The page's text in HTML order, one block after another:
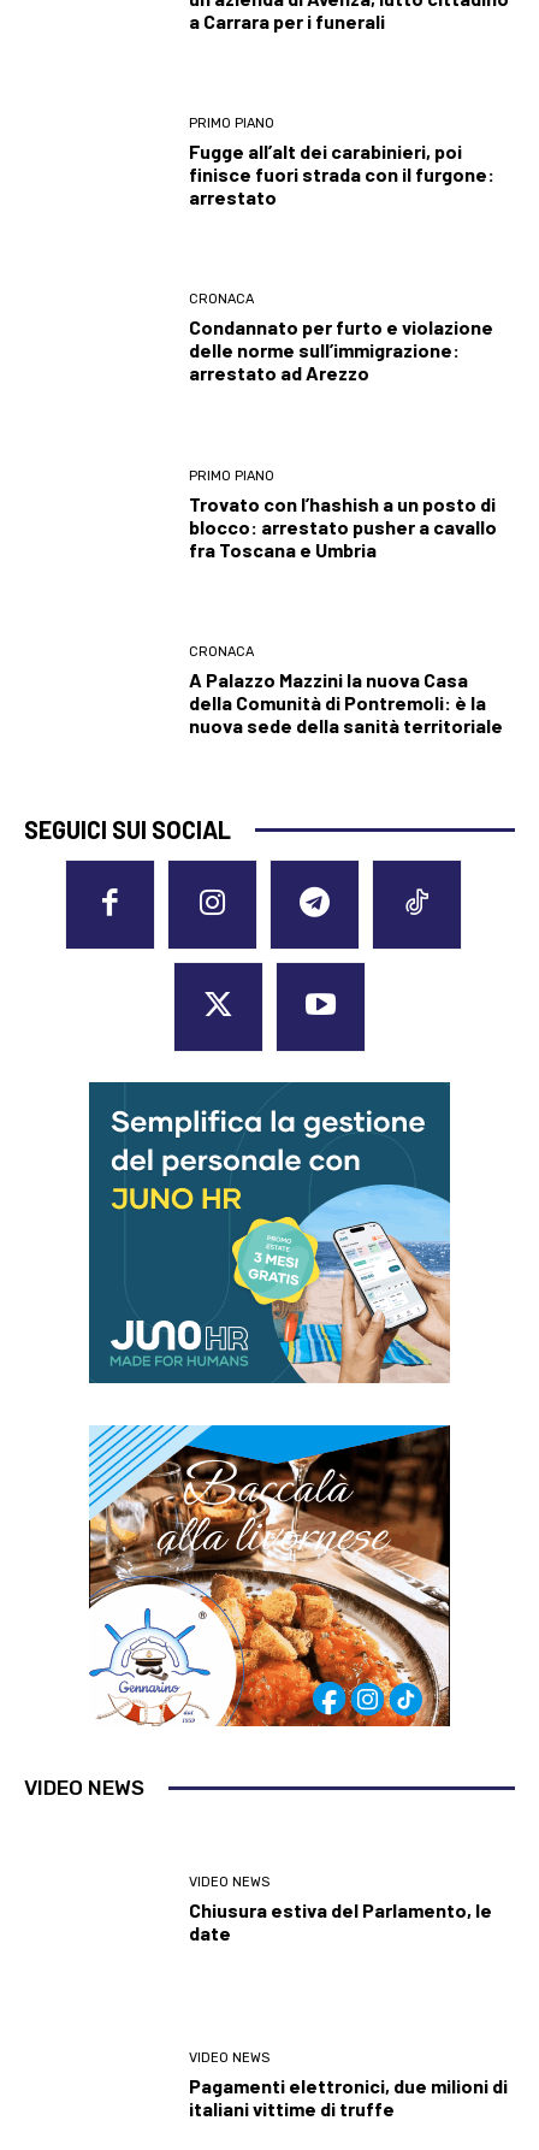
a Carrara per i funerali
PRIMO PIANO
Fugge all’alt dei carabinieri, poi
finisce fuori strada con il furgone:
arrestato
CRONACA
Condannato per furto e violazione
delle norme sull’immigrazione:
arrestato ad Arezzo
PRIMO PIANO
Trovato con l’hashish a un posto di
blocco: arrestato pusher a cavallo
fra Toscana e Umbria
CRONACA
A Palazzo Mazzini la nuova Casa
della Comunità di Pontremoli: è la
nuova sede della sanità territoriale
SEGUICI SUI SOCIAL
VIDEO NEWS
VIDEO NEWS
Chiusura estiva del Parlamento, le
date
VIDEO NEWS
Pagamenti elettronici, due milioni di
italiani vittime di truffe